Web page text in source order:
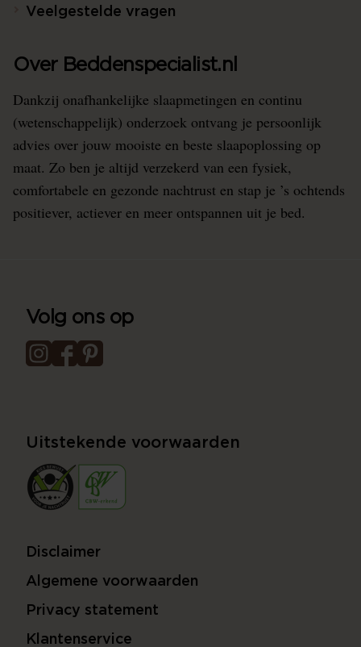
Veelgestelde vragen
Over Beddenspecialist.nl
Dankzij onafhankelijke slaapmetingen en continu
(wetenschappelijk) onderzoek ontvang je persoonlijk
advies over jouw mooiste en beste slaapoplossing op
maat. Zo ben je altijd verzekerd van een fysiek,
comfortabele en gezonde nachtrust en stap je ’s ochtends
positiever, actiever en meer ontspannen uit je bed.
Volg ons op
Uitstekende voorwaarden
Disclaimer
Algemene voorwaarden
Privacy statement
Klantenservice